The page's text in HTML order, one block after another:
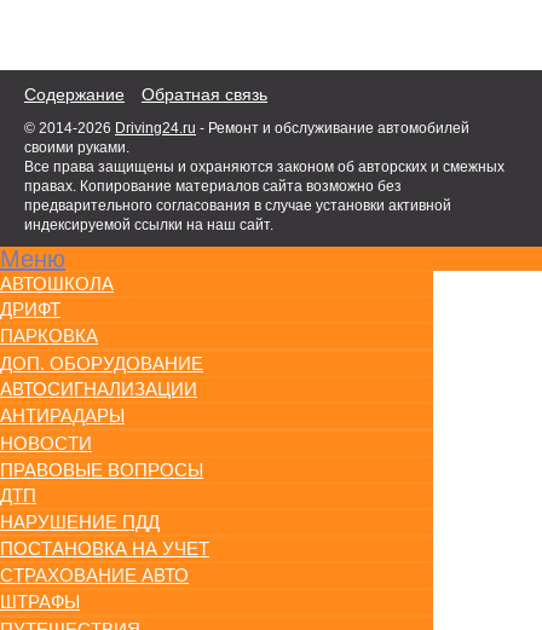
Содержание Обратная связь
© 2014-2026 Driving24.ru - Ремонт и обслуживание автомобилей
своими руками.
Все права защищены и охраняются законом об авторских и смежных
правах. Копирование материалов сайта возможно без
предварительного согласования в случае установки активной
индексируемой ссылки на наш сайт.
Меню
АВТОШКОЛА
ДРИФТ
ПАРКОВКА
ДОП. ОБОРУДОВАНИЕ
АВТОСИГНАЛИЗАЦИИ
АНТИРАДАРЫ
НОВОСТИ
ПРАВОВЫЕ ВОПРОСЫ
ДТП
НАРУШЕНИЕ ПДД
ПОСТАНОВКА НА УЧЕТ
СТРАХОВАНИЕ АВТО
ШТРАФЫ